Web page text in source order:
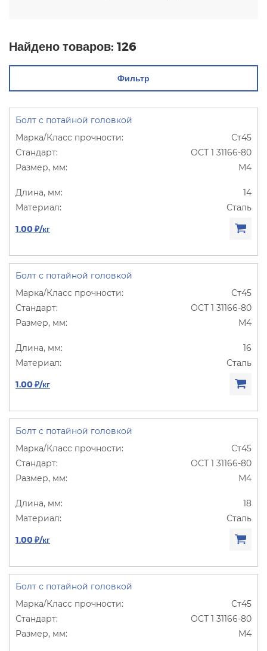
Найдено товаров: 126
Фильтр
Болт с потайной головкой
Ст45
ОСТ 1 31166-80
М4
14
Сталь
1.00 ₽/кг
Болт с потайной головкой
Ст45
ОСТ 1 31166-80
М4
16
Сталь
1.00 ₽/кг
Болт с потайной головкой
Ст45
ОСТ 1 31166-80
М4
18
Сталь
1.00 ₽/кг
Болт с потайной головкой
Ст45
ОСТ 1 31166-80
М4